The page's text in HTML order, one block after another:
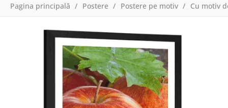
Pagina principală Postere Postere pe motiv Cu motiv